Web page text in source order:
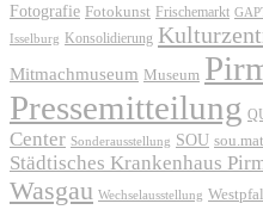
Fotografie Fotokunst Frischemarkt
Isselburg Konsolidierung
Mitmachmuseum Museum
Pressemitteilung
Center Sonderausstellung SOU
Städtisches Krankenhaus
Wasgau Wechselausstellung